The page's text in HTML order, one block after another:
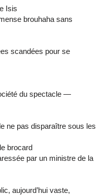
Isis
brouhaha sans
scandées pour se
du spectacle —
ne pas disparaître sous les
brocard
par un ministre de la
aujourd’hui vaste,